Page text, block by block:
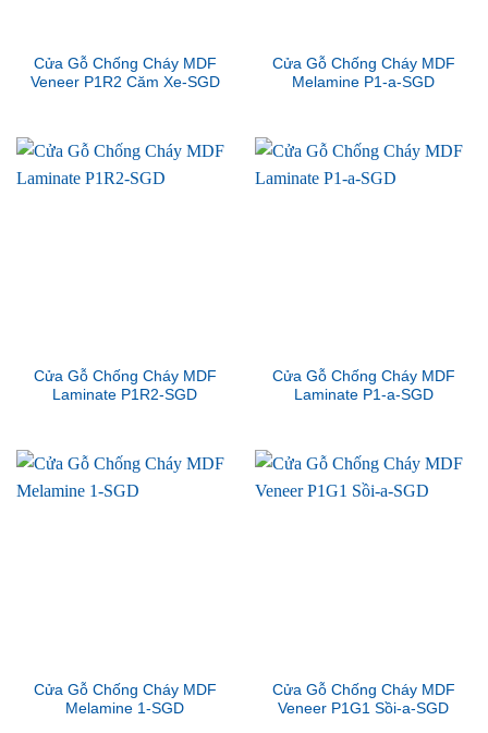
Cửa Gỗ Chống Cháy MDF
Veneer P1R2 Căm Xe-SGD
Cửa Gỗ Chống Cháy MDF
Melamine P1-a-SGD
Cửa Gỗ Chống Cháy MDF
Laminate P1R2-SGD
Cửa Gỗ Chống Cháy MDF
Laminate P1-a-SGD
Cửa Gỗ Chống Cháy MDF
Melamine 1-SGD
Cửa Gỗ Chống Cháy MDF
Veneer P1G1 Sồi-a-SGD